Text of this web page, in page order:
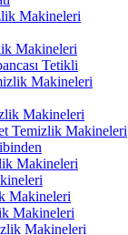
Makineleri
Makineleri
Tetikli
Makineleri
Makineleri
Temizlik Makineleri
Makineleri
Makineleri
Makineleri
Makineleri